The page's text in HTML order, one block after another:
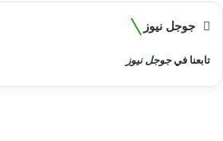
جوجل نيوز
تابعنا فيجوجل نيوز